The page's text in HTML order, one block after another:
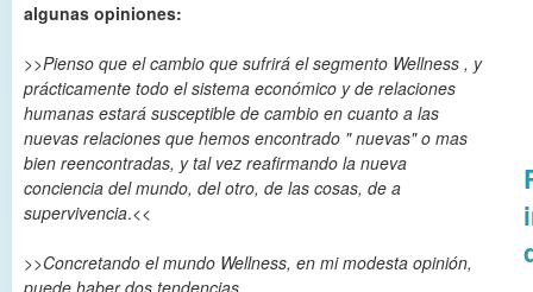
algunas opiniones:
>>Pienso que el cambio que sufrirá el segmento Wellness , y
prácticamente todo el sistema económico y de relaciones
humanas estará susceptible de cambio en cuanto a las
nuevas relaciones que hemos encontrado " nuevas" o mas
bien reencontradas, y tal vez reafirmando la nueva
conciencia del mundo, del otro, de las cosas, de a
supervivencia.<<
>>Concretando el mundo Wellness, en mi modesta opinión,